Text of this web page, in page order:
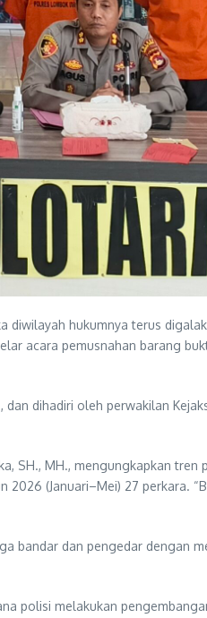
hukumnya terus
acara pemusnahan barang
dihadiri oleh perwakilan
SH., MH., mengungkapkan
(Januari–Mei) 27 perkara.
dan pengedar dengan
polisi melakukan